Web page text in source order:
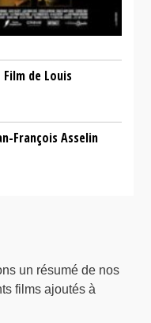
de Louis
François Asselin
un résumé de nos
films ajoutés à